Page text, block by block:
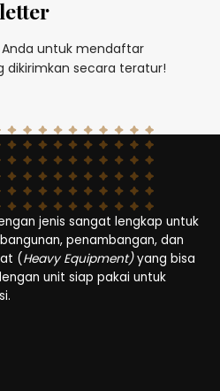
untuk mendaftar
dikirimkan secara teratur!
jenis sangat lengkap untuk
penambangan, dan
(Heavy Equipment)yang bisa
unit siap pakai untuk